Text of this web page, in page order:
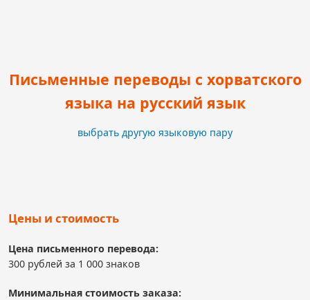
Письменные переводы с хорватского
языка на русский язык
выбрать другую языковую пару
Цены и стоимость
Цена письменного перевода:
300 рублей за 1 000 знаков
Минимальная стоимость заказа: